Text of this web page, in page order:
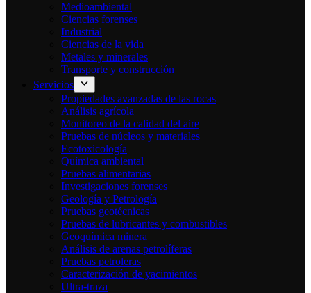
Medioambiental
Ciencias forenses
Industrial
Ciencias de la vida
Metales y minerales
Transporte y construcción
Servicios
Propiedades avanzadas de las rocas
Análisis agrícola
Monitoreo de la calidad del aire
Pruebas de núcleos y materiales
Ecotoxicología
Química ambiental
Pruebas alimentarias
Investigaciones forenses
Geología y Petrología
Pruebas geotécnicas
Pruebas de lubricantes y combustibles
Geoquímica minera
Análisis de arenas petrolíferas
Pruebas petroleras
Caracterización de yacimientos
Ultra-traza